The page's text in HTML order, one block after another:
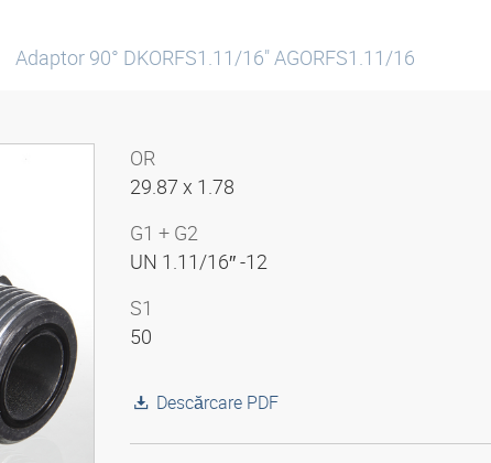
Adaptor 90° DKORFS1.11/16" AGORFS1.11/16
OR
29.87 x 1.78
G1 + G2
UN 1.11/16″ -12
S1
50
Descărcare PDF